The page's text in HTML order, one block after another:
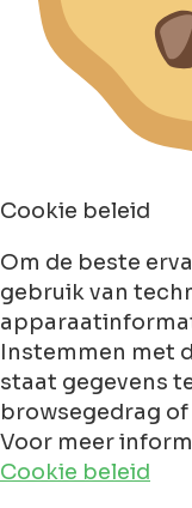
Cookie beleid
Om de beste
gebruik van
Instemmen met
staat gegevens
browsegedrag of
Voor meer
Cookie beleid